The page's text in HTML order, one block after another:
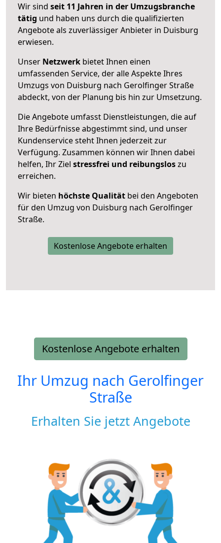
Wir sind seit 11 Jahren in der Umzugsbranche
tätig und haben uns durch die qualifizierten
Angebote als zuverlässiger Anbieter in Duisburg
erwiesen.
Unser Netzwerk bietet Ihnen einen
umfassenden Service, der alle Aspekte Ihres
Umzugs von Duisburg nach Gerolfinger Straße
abdeckt, von der Planung bis hin zur Umsetzung.
Die Angebote umfasst Dienstleistungen, die auf
Ihre Bedürfnisse abgestimmt sind, und unser
Kundenservice steht Ihnen jederzeit zur
Verfügung. Zusammen können wir Ihnen dabei
helfen, Ihr Ziel stressfrei und reibungsloszu
erreichen.
Wir bieten höchste Qualität bei den Angeboten
für den Umzug von Duisburg nach Gerolfinger
Straße.
Kostenlose Angebote erhalten
Kostenlose Angebote erhalten
Ihr Umzug nach Gerolfinger
Straße
Erhalten Sie jetzt Angebote